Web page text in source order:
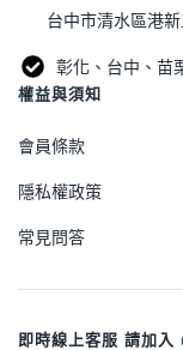
台中市清水區港新
彰化、台中、苗
權益與須知
會員條款
隱私權政策
常見問答
即時線上客服 請加入